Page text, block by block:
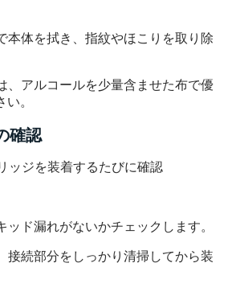
本体を拭き、指紋やほこりを取り除
、アルコールを少量含ませた布で優
。
確認
ッジを装着するたびに確認
ッド漏れがないかチェックします。
接続部分をしっかり清掃してから装